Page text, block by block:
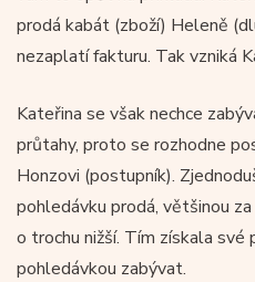
prodá kabát (zboží) Heleně
nezaplatí fakturu. Tak vzniká
Kateřina se však nechce
průtahy, proto se rozhodne
Honzovi (postupník).
pohledávku prodá, většinou
o trochu nižší. Tím získala své
pohledávkou zabývat.